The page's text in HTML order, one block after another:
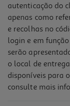
Prato De Servir
24.99 €/un
Price reduced from
29,99 €to
24,99 €
Promoção
Prato Sobremesa
autenticação do
apenas como
e recolhas no
login e em
serão
o local de
disponíveis para
consulte mais